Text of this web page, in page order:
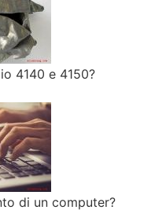
4140 e 4150?
di un computer?